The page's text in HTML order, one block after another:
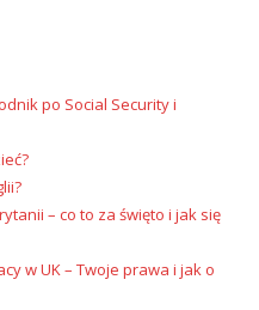
po Social Security i
– co to za święto i jak się
w UK – Twoje prawa i jak o